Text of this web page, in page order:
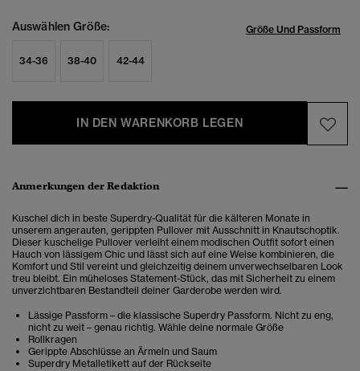
Auswählen Größe: Größe Und Passform
34-36 38-40 42-44
IN DEN WARENKORB LEGEN
Anmerkungen der Redaktion
Kuschel dich in beste Superdry-Qualität für die kälteren Monate in
unserem angerauten, gerippten Pullover mit Ausschnitt in Knautschoptik.
Dieser kuschelige Pullover verleiht einem modischen Outfit sofort einen
Hauch von lässigem Chic und lässt sich auf eine Weise kombinieren, die
Komfort und Stil vereint und gleichzeitig deinem unverwechselbaren Look
treu bleibt. Ein müheloses Statement-Stück, das mit Sicherheit zu einem
unverzichtbaren Bestandteil deiner Garderobe werden wird.
Lässige Passform – die klassische Superdry Passform. Nicht zu eng,
nicht zu weit – genau richtig. Wähle deine normale Größe
Rollkragen
Gerippte Abschlüsse an Ärmeln und Saum
Superdry Metalletikett auf der Rückseite